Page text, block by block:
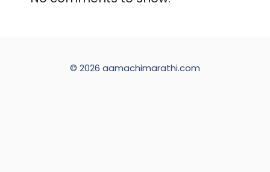
© 2026 aamachimarathi.com